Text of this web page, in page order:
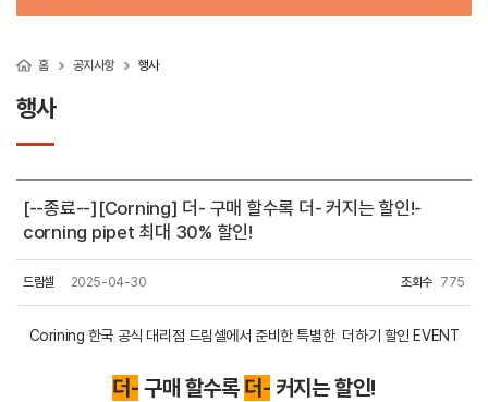
홈 공지사항 행사
행사
[--종료--][Corning] 더- 구매 할수록 더- 커지는 할인!-
corning pipet 최대 30% 할인!
드림셀 2025-04-30 조회수 775
Corining 한국 공식 대리점 드림셀에서 준비한 특별한 더하기 할인 EVENT
더- 구매 할수록 더- 커지는 할인!